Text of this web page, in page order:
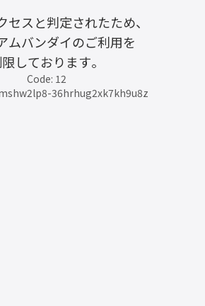
セスと判定されたため、
ムバンダイのご利用を
しております。
Code: 12
36hrhug2xk7kh9u8z